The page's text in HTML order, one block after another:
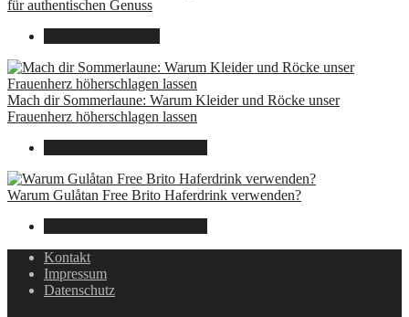
für authentischen Genuss
Mach dir Sommerlaune: Warum Kleider und Röcke unser
Frauenherz höherschlagen lassen
Warum Gulåtan Free Brito Haferdrink verwenden?
Kontakt
Impressum
Datenschutz